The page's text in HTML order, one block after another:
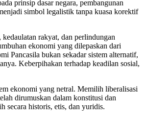
prinsip dasar negara, pembangunan
simbol legalistik tanpa kuasa korektif
rakyat, dan perlindungan
ekonomi yang dilepaskan dari
Pancasila bukan sekadar sistem alternatif,
Keberpihakan terhadap keadilan sosial,
ekonomi yang netral. Memilih liberalisasi
dirumuskan dalam konstitusi dan
secara historis, etis, dan yuridis.